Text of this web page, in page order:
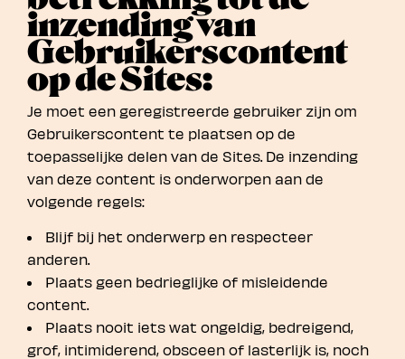
inzending van
Gebruikerscontent
op de Sites:
Je moet een geregistreerde gebruiker zijn om
Gebruikerscontent te plaatsen op de
toepasselijke delen van de Sites. De inzending
van deze content is onderworpen aan de
volgende regels:
Blijf bij het onderwerp en respecteer
anderen.
Plaats geen bedrieglijke of misleidende
content.
Plaats nooit iets wat ongeldig, bedreigend,
grof, intimiderend, obsceen of lasterlijk is, noch